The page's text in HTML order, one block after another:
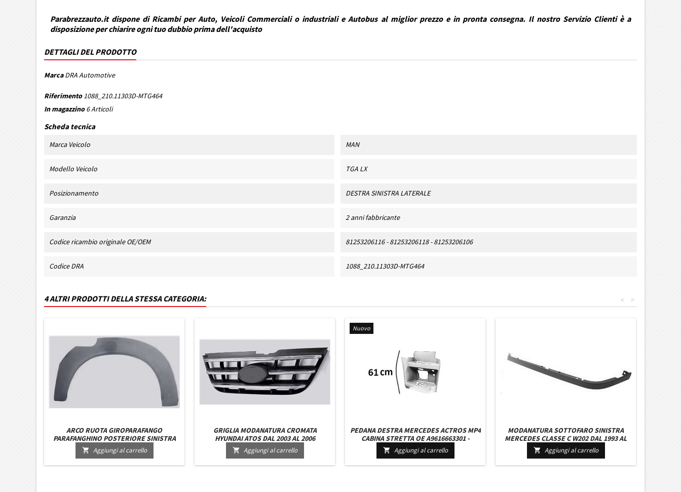
Parabrezzauto.it dispone di Ricambi per Auto, Veicoli Commerciali o industriali e Autobus al miglior prezzo e in pronta consegna. Il nostro Servizio Clienti è a
disposizione per chiarire ogni tuo dubbio prima dell'acquisto
DETTAGLI DEL PRODOTTO
Marca DRA Automotive
Riferimento 1088_210.11303D-MTG464
In magazzino 6 Articoli
Scheda tecnica
Marca Veicolo MAN
Modello Veicolo TGA LX
Posizionamento DESTRA SINISTRA LATERALE
Garanzia 2 anni fabbricante
Codice ricambio originale OE/OEM 81253206116 - 81253206118 - 81253206106
Codice DRA 1088_210.11303D-MTG464
4 ALTRI PRODOTTI DELLA STESSA CATEGORIA: >
<
ARCO RUOTA GIROPARAFANGO
PARAFANGHINO POSTERIORE SINISTRA
TOYOTA HILUX 2 PORTE DAL 2004 IN POI
 Aggiungi al carrello
GRIGLIA MODANATURA CROMATA
HYUNDAI ATOS DAL 2003 AL 2006
 Aggiungi al carrello
Nuovo
PEDANA DESTRA MERCEDES ACTROS MP4
CABINA STRETTA OE A9616663301 -
A9616662503 - 9616663301 SMALTO
BIANCO CABINA STRETTA ALTA
 Aggiungi al carrello
MODANATURA SOTTOFARO SINISTRA
MERCEDES CLASSE C W202 DAL 1993 AL
1997
 Aggiungi al carrello